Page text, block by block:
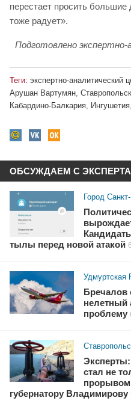
перестает просить большие
тоже радует».
Подготовлено
Теги: экспертно-аналитический
Арушан Вартумян,
Кабардино-Балкария, Ингушетия,
ОБСУЖДАЕМ С
Город
тылы перед новой атакой
Удмуртская
Бречалов
нелетный
проблему
стал не
губернатору Владимирову